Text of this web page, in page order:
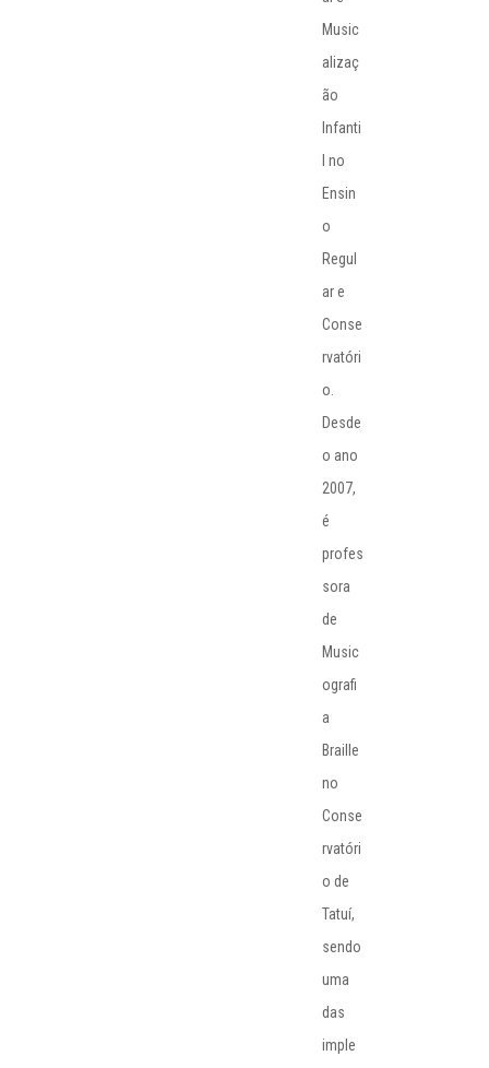
Music
alizaç
ão
Infanti
l no
Ensin
o
Regul
ar e
Conse
rvatóri
o.
Desde
o ano
2007,
é
profes
sora
de
Music
ografi
a
Braille
no
Conse
rvatóri
o de
Tatuí,
sendo
uma
das
imple